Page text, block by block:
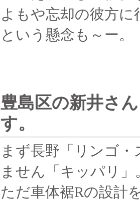
よもや忘却の彼方
という懸念も～ー。
豊島区の新井さ
す。
まず長野「リンゴ
ません「キッパリ」
ただ車体裾Rの設計